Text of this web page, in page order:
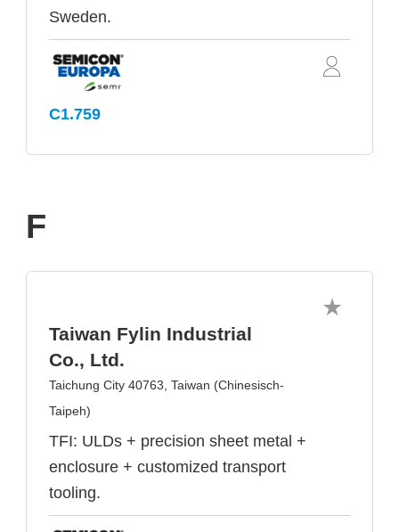
Sweden.
C1.759
F
Taiwan Fylin Industrial
Co., Ltd.
Taichung City 40763, Taiwan (Chinesisch-
Taipeh)
TFI: ULDs + precision sheet metal +
enclosure + customized transport
tooling.